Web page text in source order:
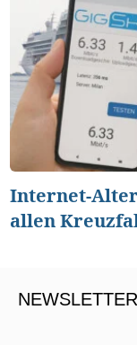
Internet-
allen
NEWSLETTER